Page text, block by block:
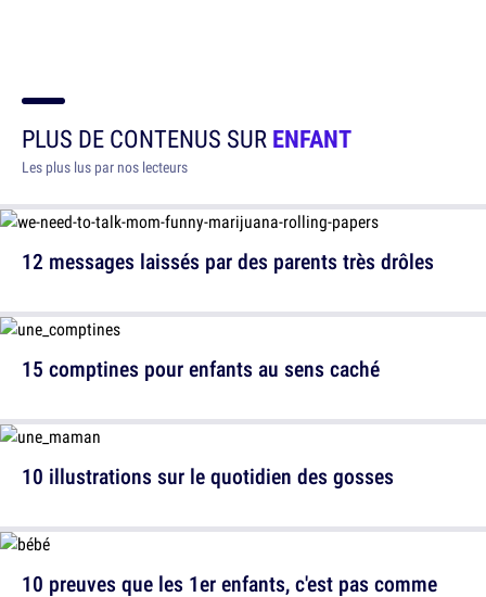
PLUS DE CONTENUS SURENFANT
Les plus lus par nos lecteurs
12 messages laissés par des parents très drôles
10 illustrations sur le quotidien des gosses
15 comptines pour enfants au sens caché
10 preuves que les 1er enfants, c'est pas comme